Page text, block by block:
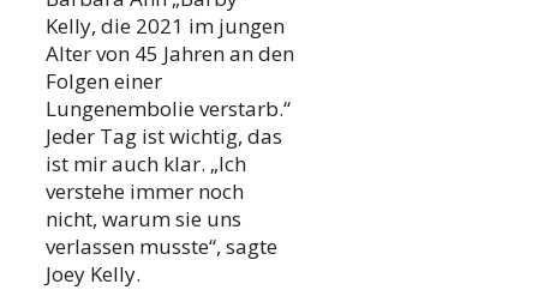
Kelly, die 2021 im jungen
Alter von 45 Jahren an den
Folgen einer
Lungenembolie verstarb.“
Jeder Tag ist wichtig, das
ist mir auch klar. „Ich
verstehe immer noch
nicht, warum sie uns
verlassen musste“, sagte
Joey Kelly.